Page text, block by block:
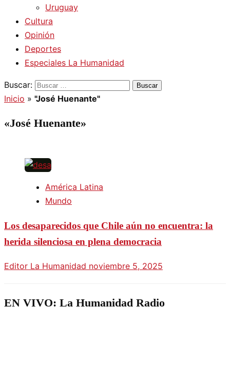
Uruguay
Cultura
Opinión
Deportes
Especiales La Humanidad
Buscar:
Inicio » "José Huenante"
«José Huenante»
América Latina
Mundo
Los desaparecidos que Chile aún no encuentra: la
herida silenciosa en plena democracia
Editor La Humanidad noviembre 5, 2025
EN VIVO: La Humanidad Radio